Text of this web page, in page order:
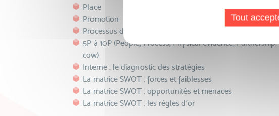
Place
Promotion
Processus de communication et exemples de campagnes
5P à 10P (People, Process, Physical evidence,
cow)
Interne : le diagnostic des stratégies
La matrice SWOT : forces et faiblesses
La matrice SWOT : opportunités et menaces
La matrice SWOT : les règles d’or
Tout